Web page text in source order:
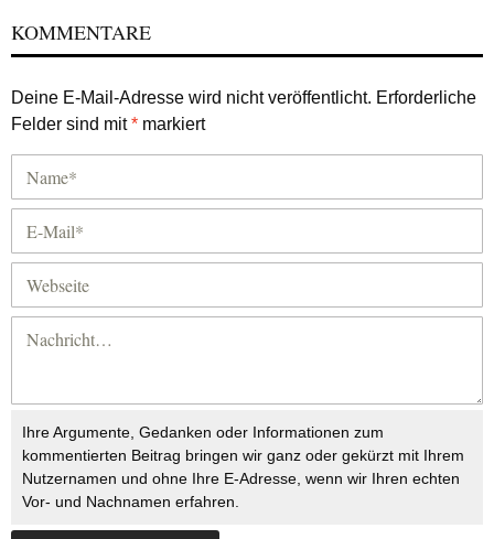
KOMMENTARE
Deine E-Mail-Adresse wird nicht veröffentlicht. Erforderliche
Felder sind mit* markiert
Ihre Argumente, Gedanken oder Informationen zum
kommentierten Beitrag bringen wir ganz oder gekürzt mit Ihrem
Nutzernamen und ohne Ihre E-Adresse, wenn wir Ihren echten
Vor- und Nachnamen erfahren.